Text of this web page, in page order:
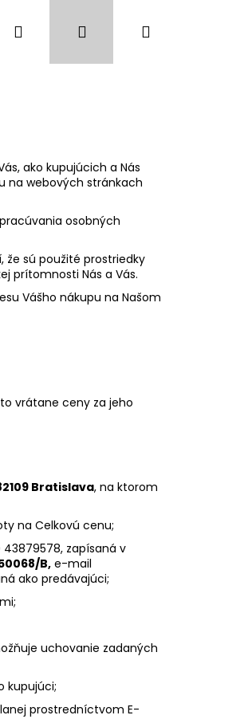
podmienky
Hľadať PrihlásenieNákupný
ako kupujúcich a Nás
na webových stránkach
osobných
že sú použité prostriedky
prítomnosti Nás a Vás.
Vášho nákupu na Našom
vrátane ceny za jeho
Bratislava, na ktorom
na Celkovú cenu;
43879578, zapísaná v
B, e-mail
ako predávajúci;
uchovanie zadaných
kupujúci;
prostredníctvom E-